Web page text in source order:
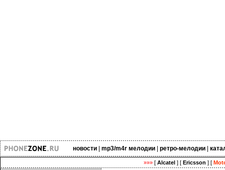
новости| mp3/m4r мелодии| ретро-мелодии|
»»»[ Alcatel] [ Ericsson ] [